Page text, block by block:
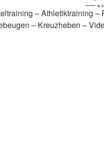
– Athletiktraining
– Kreuzheben –